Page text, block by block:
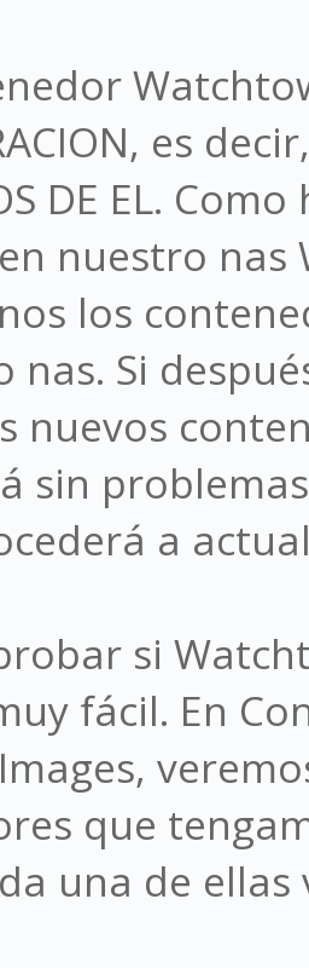
es
DE EL.
nuestro nas
los
nas. Si
nuevos
sin
a
si
fácil. En
que
una de